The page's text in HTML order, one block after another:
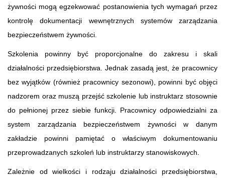
żywności mogą egzekwować postanowienia tych wymagań przez
kontrolę dokumentacji wewnętrznych systemów zarządzania
bezpieczeństwem żywności.
Szkolenia powinny być proporcjonalne do zakresu i skali
działalności przedsiębiorstwa. Jednak zasadą jest, że pracownicy
bez wyjątków (również pracownicy sezonowi), powinni być objęci
nadzorem oraz muszą przejść szkolenie lub instruktarz stosownie
do pełnionej przez siebie funkcji. Pracownicy odpowiedzialni za
system zarządzania bezpieczeństwem żywności w danym
zakładzie powinni pamiętać o właściwym dokumentowaniu
przeprowadzanych szkoleń lub instruktarzy stanowiskowych.
Zależnie od wielkości i rodzaju działalności przedsiębiorstwa,